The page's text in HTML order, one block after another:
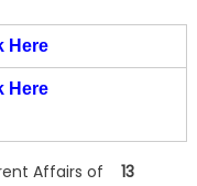
Here
Here
Affairs of
13